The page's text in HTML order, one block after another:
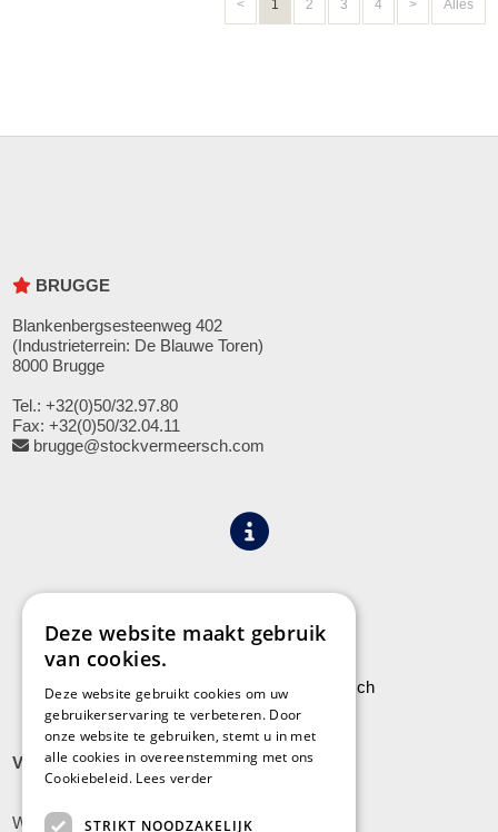
< 1 2 3 4 > Alles
BRUGGE
Blankenbergsesteenweg 402
(Industrieterrein: De Blauwe Toren)
8000 Brugge
Tel.: +32(0)50/32.97.80
Fax: +32(0)50/32.04.11
brugge@stockvermeersch.com
Leveringen aan Stock Vermeersch
VLADSLO
Wijnendalestraat 200
Deze website maakt gebruik
van cookies.
Deze website gebruikt cookies om uw
gebruikerservaring te verbeteren. Door
onze website te gebruiken, stemt u in met
alle cookies in overeenstemming met ons
Cookiebeleid. Lees verder
STRIKT NOODZAKELIJK